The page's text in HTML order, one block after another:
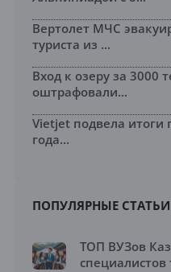
Вертолет МЧС
туриста из ...
Вход к озеру за 3000
оштрафовали...
Vietjet подвела итоги
года...
ПОПУЛЯРНЫЕ СТАТЬИ
ТОП ВУЗов
специалистов